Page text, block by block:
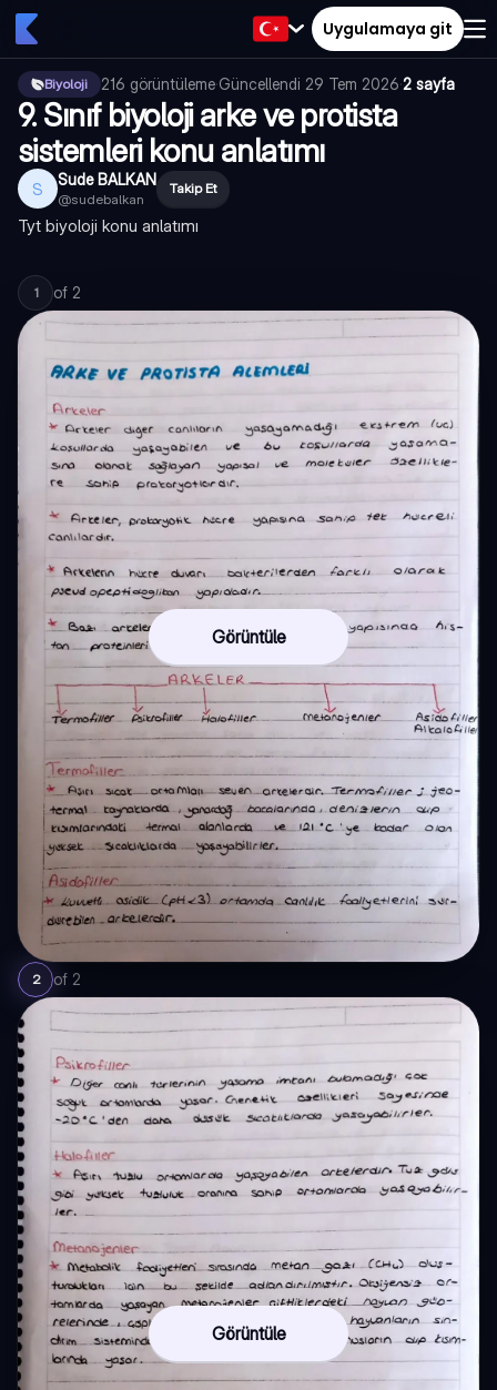
Uygulamaya git
Biyoloji 216 görüntüleme·Güncellendi 29 Tem 2026·2 sayfa
9. Sınıf biyoloji arke ve protista
sistemleri konu anlatımı
S Sude BALKAN
@sudebalkan
Takip Et
Tyt biyoloji konu anlatımı
1 of 2
Görüntüle
2 of 2
Görüntüle